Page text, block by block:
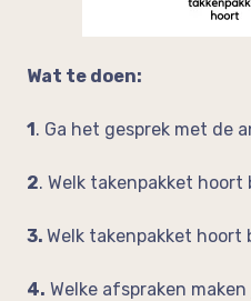
Wat te doen:
1. Ga het gesprek met de
2. Welk takenpakket hoort
3. Welk takenpakket hoort
4. Welke afspraken